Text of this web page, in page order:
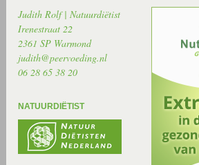
Judith Rolf | Natuurdiëtist
Irenestraat 22
2361 SP Warmond
judith@peervoeding.nl
06 28 65 38 20
NATUURDIËTIST